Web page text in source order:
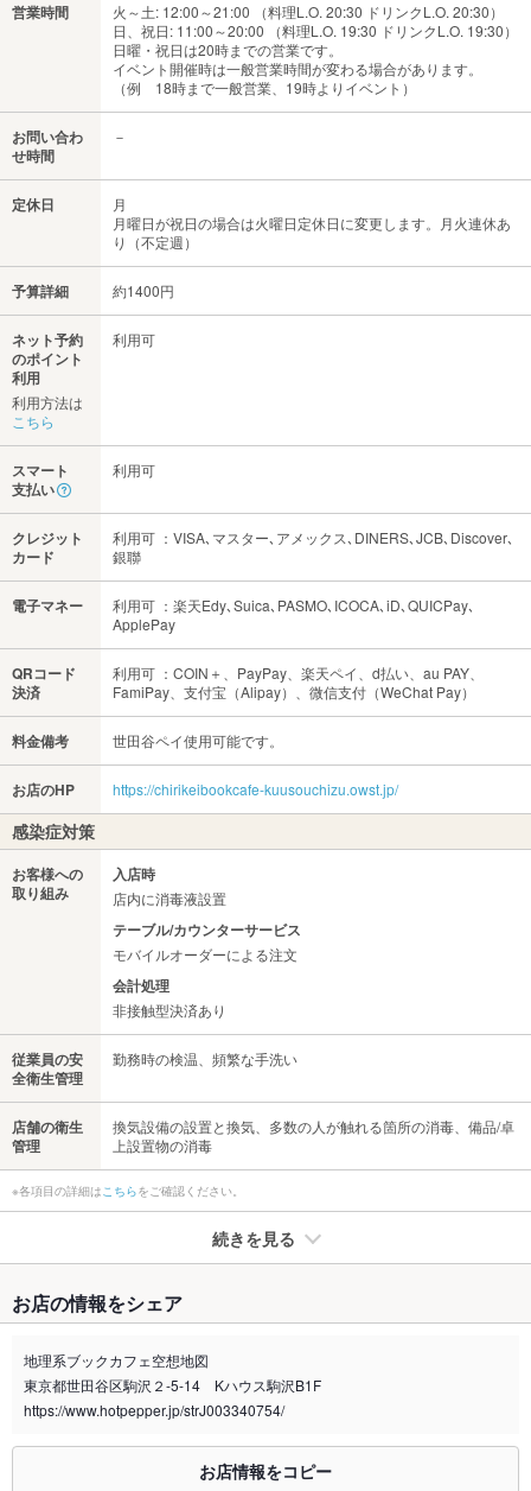
営業時間
火～土: 12:00～21:00 （料理L.O. 20:30 ドリンクL.O. 20:30）
日、祝日: 11:00～20:00 （料理L.O. 19:30 ドリンクL.O. 19:30）
日曜・祝日は20時までの営業です。
イベント開催時は一般営業時間が変わる場合があります。
（例 18時まで一般営業、19時よりイベント）
お問い合わ
せ時間
－
定休日
月
月曜日が祝日の場合は火曜日定休日に変更します。月火連休あ
り（不定週）
予算詳細 約1400円
ネット予約
のポイント
利用
利用方法は
こちら
利用可
スマート
支払い
利用可
クレジット
カード
利用可 ：VISA､マスター､アメックス､DINERS､JCB､Discover､
銀聯
電子マネー
利用可 ：楽天Edy､Suica､PASMO､ICOCA､iD､QUICPay､
ApplePay
QRコード
決済
利用可 ：COIN＋、PayPay、楽天ペイ、d払い、au PAY、
FamiPay、支付宝（Alipay）、微信支付（WeChat Pay）
料金備考 世田谷ペイ使用可能です。
お店のHP https://chirikeibookcafe-kuusouchizu.owst.jp/
感染症対策
お客様への
取り組み
入店時
店内に消毒液設置
テーブル/カウンターサービス
モバイルオーダーによる注文
会計処理
非接触型決済あり
従業員の安
全衛生管理
勤務時の検温、頻繁な手洗い
店舗の衛生
管理
換気設備の設置と換気、多数の人が触れる箇所の消毒、備品/卓
上設置物の消毒
※各項目の詳細はこちらをご確認ください。
続きを見る
禁煙・喫煙 全席禁煙
喫煙専用室 なし
※2020年4月1日～受動喫煙対策に関する法律が施行されています。正しい情報はお店へお問い
お店の情報をシェア
地理系ブックカフェ空想地図
東京都世田谷区駒沢２-5-14 Kハウス駒沢B1F
https://www.hotpepper.jp/strJ003340754/
お店情報をコピー